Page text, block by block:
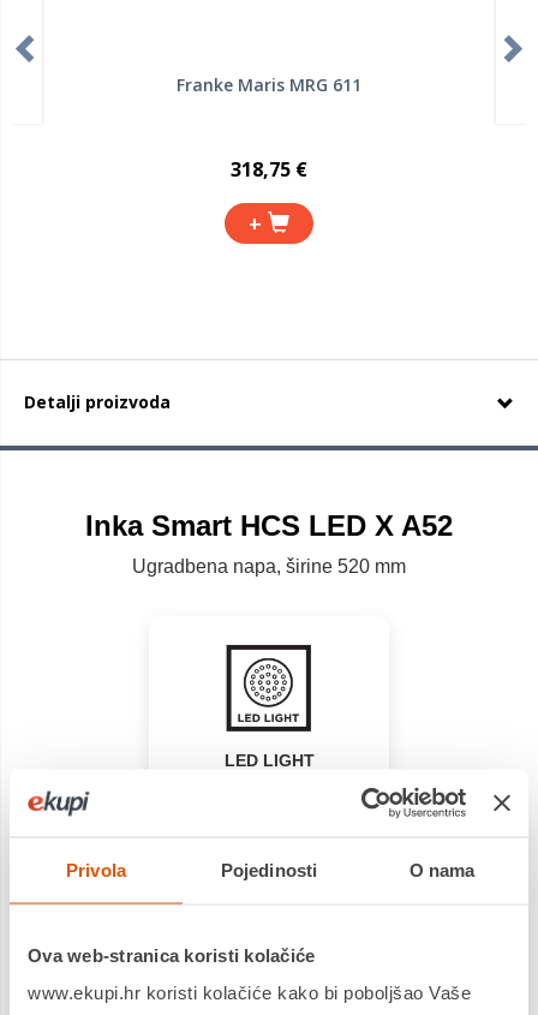
Privola Pojedinosti O nama
Ova web-stranica koristi kolačiće
www.ekupi.hr koristi kolačiće kako bi poboljšao Vaše
Franke Maris MRG 611
318,75 €
+
Detalji proizvoda
Inka Smart HCS LED X A52
Ugradbena napa, širine 520 mm
LED LIGHT
kuhanja, uz znatnu